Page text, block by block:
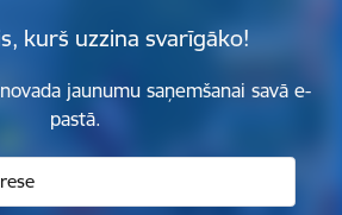
kurš uzzina svarīgāko!
jaunumu saņemšanai savā e-
pastā.